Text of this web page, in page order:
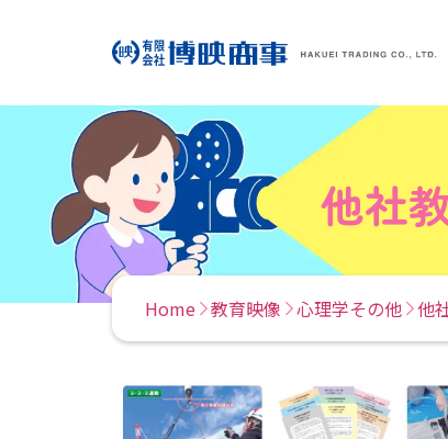
他社
Home 教育映像 心理学その他 他